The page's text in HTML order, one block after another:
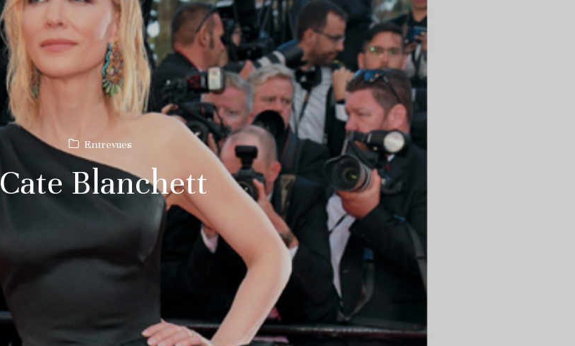
Entrevues
Cate Blanchett